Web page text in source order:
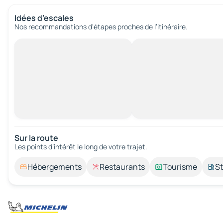
Idées d’escales
Nos recommandations d'étapes proches de l’itinéraire.
Sur la route
Les points d’intérêt le long de votre trajet.
Hébergements Restaurants Tourisme